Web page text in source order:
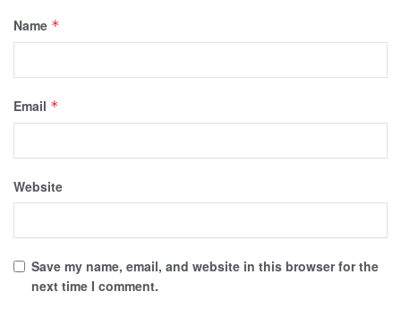
Name *
Email *
Website
Save my name, email, and website in this browser for the
next time I comment.